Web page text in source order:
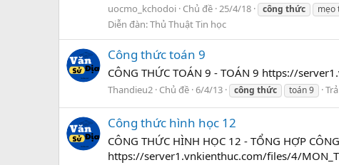
uocmo_kchodoi Chủ đề 25/4/18 công thức mẹo
Diễn đàn:Thủ Thuật Tin học
Công thức toán 9
CÔNG THỨC TOÁN 9 - TOÁN 9 https://
Thandieu2 Chủ đề 6/4/13 công thức toán 9
Công thức hình học 12
CÔNG THỨC HÌNH HỌC 12 - TỔNG HỢP
https://server1.vnkienthuc.com/files/4/